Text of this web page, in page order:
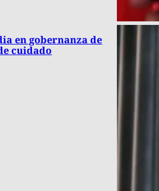
en gobernanza de
cuidado